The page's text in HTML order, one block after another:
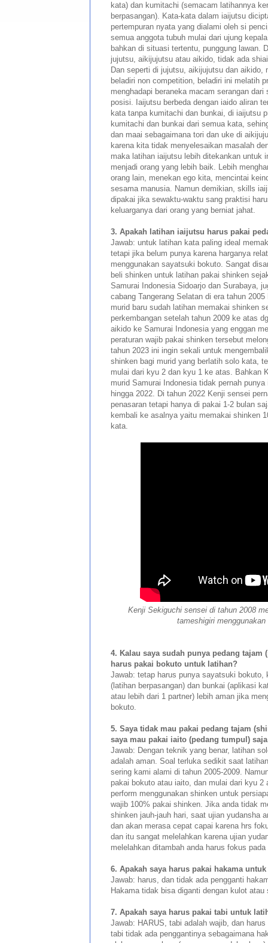
kata) dan kumitachi (semacam latihannya
berpasangan). Kata-kata dalam iaijutsu
pertempuran nyata yang dialami oleh si
semua anggota tubuh mulai dari ujung
bahkan di situasi tertentu, punggung lawan.
jujutsu, aikijujutsu atau aikido, tidak ada
Dan seperti di jujutsu, aikijujutsu dan aikido,
beladiri non competition, beladiri ini melatih
menghadapi beraneka macam serangan dari
posisi. Iaijutsu berbeda dengan iaido aliran
kata tanpa kumitachi dan bunkai, di iaijutsu
kumitachi dan bunkai dari semua kata,
dan maai sebagaimana tori dan uke di
karena kita tidak menyelesaikan masalah
maka latihan iaijutsu lebih ditekankan untuk
menjadi orang yang lebih baik. Lebih
orang lain, menekan ego kita, mencintai
sesama manusia. Namun demikian, skills
dipakai jika sewaktu-waktu sang praktisi
keluarganya dari orang yang berniat jahat.
3. Apakah latihan iaijutsu harus pakai
Jawab: untuk latihan kata paling ideal
tetapi jika belum punya karena harganya
menggunakan sayatsuki bokuto. Sangat
beli shinken untuk latihan pakai shinken
Samurai Indonesia Sidoarjo dan Surabaya,
cabang Tangerang Selatan di era tahun
murid baru sudah latihan memakai shinken
perkembangan setelah tahun 2009 ke atas
aikido ke Samurai Indonesia yang enggan
peraturan wajib pakai shinken tersebut
tahun 2023 ini ingin sekali untuk
shinken bagi murid yang berlatih solo kata,
mulai dari kyu 2 dan kyu 1 ke atas. Bahkan
murid Samurai Indonesia tidak pernah
hingga 2022. Di tahun 2022 Kenji sensei
penasaran tetapi hanya di pakai 1-2 bulan
kembali ke asalnya yaitu memakai shinken
kata.
Kenji Sekiguchi sensei di tahun 2008
tameshigiri
4. Kalau saya sudah punya pedang tajam
harus pakai bokuto untuk latihan?
Jawab: tetap harus punya sayatsuki bokuto,
(latihan berpasangan) dan bunkai (aplikasi
atau lebih dari 1 partner) lebih aman jika
bokuto.
5. Saya tidak mau pakai pedang tajam
saya mau pakai iaito (pedang tumpul)
Jawab: Dengan teknik yang benar, latihan
adalah aman. Soal terluka sedikit saat
sering kami alami di tahun 2005-2009.
pakai bokuto atau iaito, dan mulai dari kyu 2
perform menggunakan shinken untuk
wajib 100% pakai shinken. Jika anda tidak
shinken jauh-jauh hari, saat ujian yudansha
dan akan merasa cepat capai karena hrs
dan itu sangat melelahkan karena ujian
melelahkan ditambah anda harus fokus
6. Apakah saya harus pakai hakama
Jawab: harus, dan tidak ada pengganti
Hakama tidak bisa diganti dengan kulot atau
7. Apakah saya harus pakai tabi untuk
Jawab: HARUS, tabi adalah wajib, dan
tabi tidak ada penggantinya sebagaimana